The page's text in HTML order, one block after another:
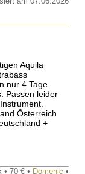
Aquila
nur 4 Tage
Passen leider
Österreich
+
• 70 € • Domenic •